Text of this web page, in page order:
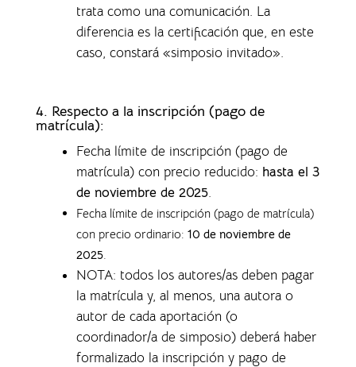
trata como una comunicación. La
diferencia es la certificación que, en este
caso, constará «simposio invitado».
4. Respecto a la inscripción (pago de
matrícula):
Fecha límite de inscripción (pago de
matrícula) con precio reducido: hasta el 3
de noviembre de 2025.
Fecha límite de inscripción (pago de matrícula)
con precio ordinario: 10 de noviembre de
2025.
NOTA: todos los autores/as deben pagar
la matrícula y, al menos, una autora o
autor de cada aportación (o
coordinador/a de simposio) deberá haber
formalizado la inscripción y pago de